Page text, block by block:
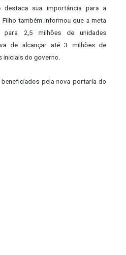
sua importância para a
também informou que a meta
2,5 milhões de unidades
de alcançar até 3 milhões de
do governo.
pela nova portaria do